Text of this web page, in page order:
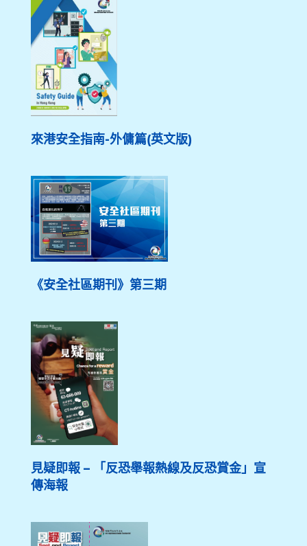
來港安全指南-外傭篇(英文版)
《安全社區期刊》第三期
見疑即報 – 「反恐舉報熱線及反恐賞金」宣
傳海報